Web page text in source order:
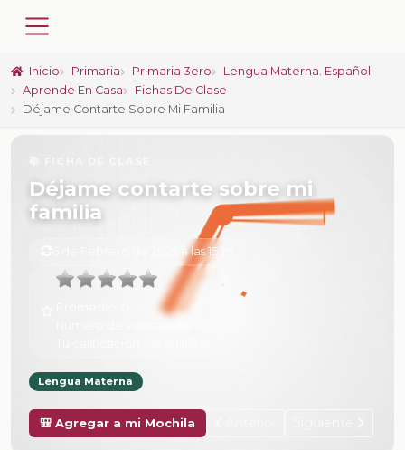
Inicio Primaria Primaria 3ero
Lengua Materna. Español
Aprende En Casa
Fichas De Clase
Déjame Contarte Sobre Mi Familia
Déjame contarte sobre mi
familia
6 de Febrero de 2025 a las 15:25
Lengua Materna
🎒 Agregar a mi Mochila